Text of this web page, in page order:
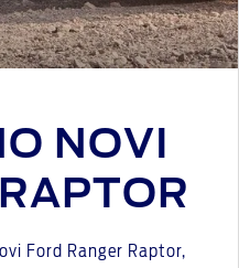
NOVI
Ford Ranger Raptor,